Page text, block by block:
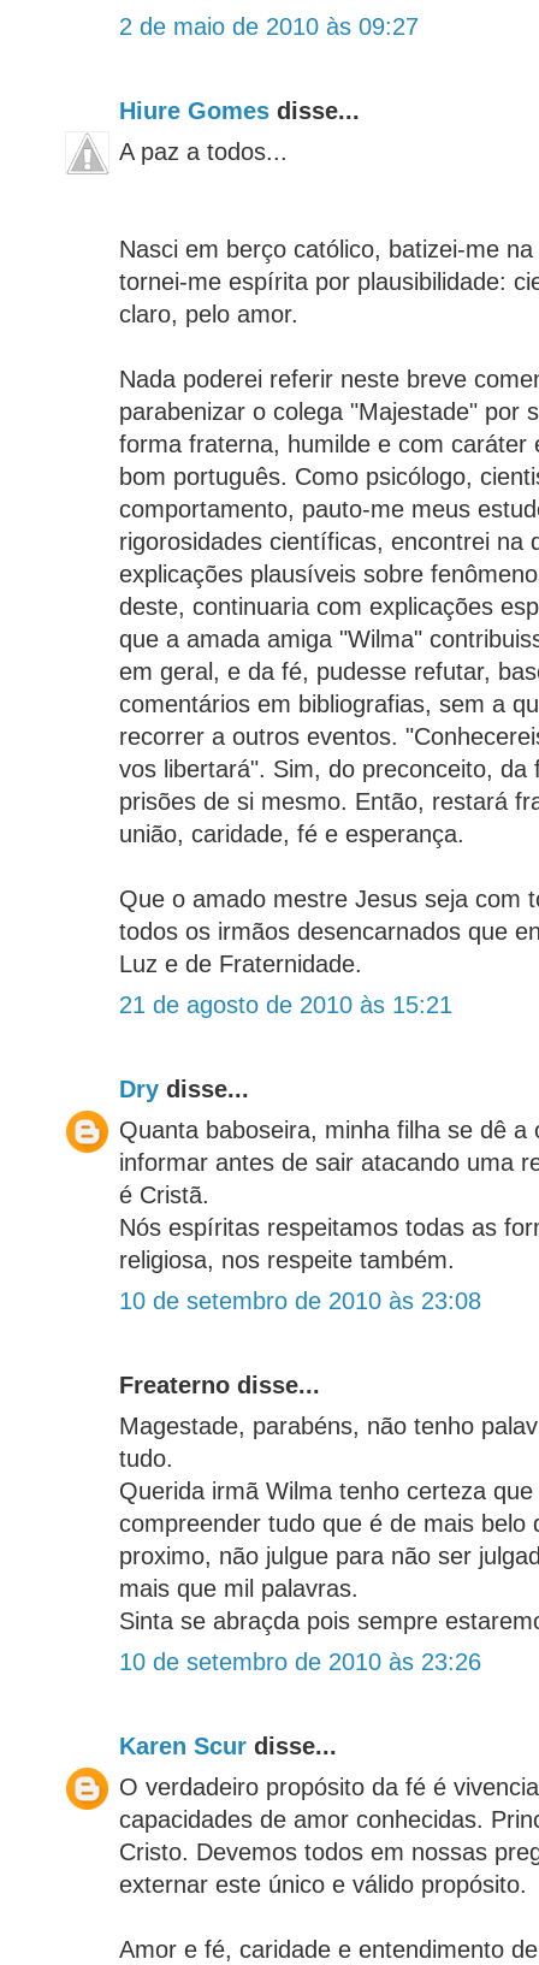
2 de maio de 2010 às 09:27
Hiure Gomes disse...
A paz a todos...
Nasci em berço católico, batizei-me
tornei-me espírita por plausibilidade:
claro, pelo amor.
Nada poderei referir neste breve
parabenizar o colega "Majestade" por
forma fraterna, humilde e com caráter
bom português. Como psicólogo,
comportamento, pauto-me meus
rigorosidades científicas, encontrei na
explicações plausíveis sobre
deste, continuaria com explicações
que a amada amiga "Wilma"
em geral, e da fé, pudesse refutar,
comentários em bibliografias, sem a
recorrer a outros eventos.
vos libertará". Sim, do preconceito, da
prisões de si mesmo. Então, restará
união, caridade, fé e esperança.
Que o amado mestre Jesus seja com
todos os irmãos desencarnados que
Luz e de Fraternidade.
21 de agosto de 2010 às 15:21
Dry disse...
Quanta baboseira, minha filha se dê a
informar antes de sair atacando uma
é Cristã.
Nós espíritas respeitamos todas as
religiosa, nos respeite também.
10 de setembro de 2010 às 23:08
Freaterno disse...
Magestade, parabéns, não tenho
tudo.
Querida irmã Wilma tenho certeza
compreender tudo que é de mais belo
proximo, não julgue para não ser
mais que mil palavras.
Sinta se abraçda pois sempre
10 de setembro de 2010 às 23:26
Karen Scur disse...
O verdadeiro propósito da fé é
capacidades de amor conhecidas.
Cristo. Devemos todos em nossas
externar este único e válido propósito.
Amor e fé, caridade e entendimento